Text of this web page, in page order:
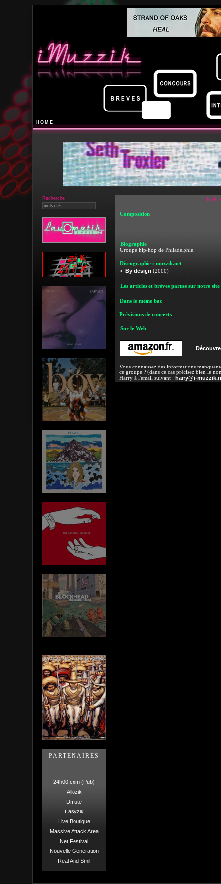
HOME
Recherche
PARTENAIRES
24h00.com (Pub)
Allozik
Dmute
Easyzik
Live Boutique
Massive Attack Area
Net Festival
Nouvelle Generation
Real And Smil
Composition
Biographie
Groupe hip-hop de Philadelphie.
Discographie i-muzzik.net
• By design (2000)
Les articles et brèves parues sur notre site
Dans le même bac
Prévisions de concerts
Sur le Web
Vous connaissez des informations
ce groupe ? (dans ce cas précisez bien le
Harry à l'email suivant : harry@i-